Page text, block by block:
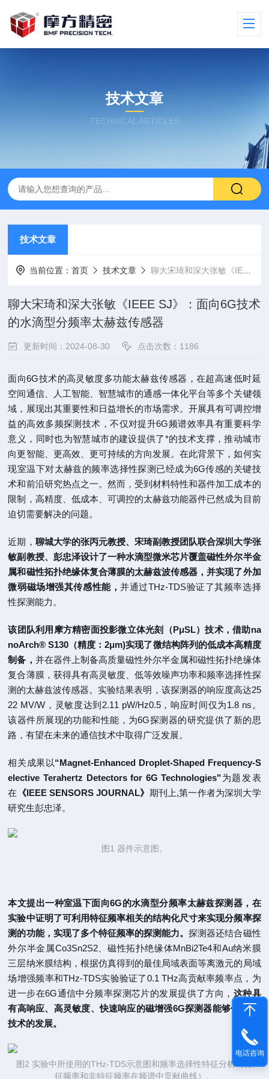
技术文章
TECHNICAL ARTICLES
技术文章
当前位置：首页 技术文章 聊大宋琦和深大张敏《IEEE SJ》：面向6G技术的水滴型分频率太赫兹传感器
聊大宋琦和深大张敏《IEEE SJ》：面向6G技术
的水滴型分频率太赫兹传感器
更新时间：2024-08-30 点击次数：1186
面向6G技术的高灵敏度多功能太赫兹传感器，在超高速低时延
空间通信、人工智能、智慧城市的通感一体化平台等多个关键领
域，展现出其重要性和日益增长的市场需求。开展具有可调控增
益的高效多频探测技术，不仅对提升6G频谱效率具有重要科学
意义，同时也为智慧城市的建设提供了*的技术支撑，推动城市
向更智能、更高效、更可持续的方向发展。在此背景下，如何实
现室温下对太赫兹的频率选择性探测已经成为6G传感的关键技
术和前沿研究热点之一。然而，受到材料特性和器件加工成本的
限制，高精度、低成本、可调控的太赫兹功能器件已然成为目前
迫切需要解决的问题。
近期， 聊城大学的张丙元教授、宋琦副教授团队联合深圳大学张
敏副教授、彭忠泽设计了一种水滴型微米芯片覆盖磁性外尔半金
属和磁性拓扑绝缘体复合薄膜的太赫兹波传感器，并实现了外加
微弱磁场增强其传感性能，并通过THz-TDS验证了其频率选择
性探测能力。
该团队利用摩方精密面投影微立体光刻（PμSL）技术，借助na
noArch® S130（精度：2μm)实现了微结构阵列的低成本高精度
制备， 并在器件上制备高质量磁性外尔半金属和磁性拓扑绝缘体
复合薄膜，获得具有高灵敏度、低等效噪声功率和频率选择性探
测的太赫兹波传感器。实验结果表明，该探测器的响应度高达25
22 MV/W，灵敏度达到2.11 pW/Hz0.5，响应时间仅为1.8 ns。
该器件所展现的功能和性能，为6G探测器的研究提供了新的思
路，有望在未来的通信技术中取得广泛发展。
相关成果以“Magnet-Enhanced Droplet-Shaped Frequency-S
elective Terahertz Detectors for 6G Technologies" 为题发表
在 《IEEE SENSORS JOURNAL》 期刊上,第一作者为深圳大学
研究生彭忠泽。
图1 器件示意图。
本文提出一种室温下面向6G的水滴型分频率太赫兹探测器，在
实验中证明了可利用特征频率相关的结构化尺寸来实现分频率探
测的功能，实现了多个特征频率的探测能力。探测器还结合磁性
外尔半金属Co3Sn2S2、磁性拓扑绝缘体MnBi2Te4和Au纳米膜
三层纳米膜结构，根据仿真得到的最佳局域表面等离激元的局域
场增强频率和THz-TDS实验验证了0.1 THz高贡献率频率点，为
进一步在6G通信中分频率探测芯片的发展提供了方向， 这种具
有高响应、高灵敏度、快速响应的磁增强6G探测器能够促进6G
技术的发展。
图2 实验中所使用的THz-TDS示意图和频率选择性特征分析（特
征频率和非特征频率在频谱中贡献曲线）。
电话咨询